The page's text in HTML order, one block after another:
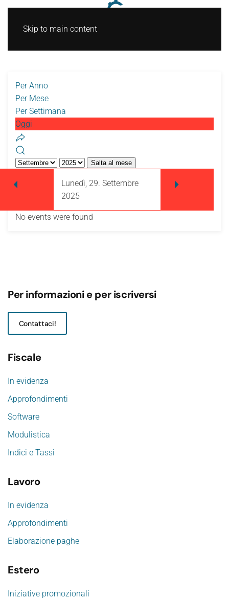
Skip to main content
Per Anno
Per Mese
Per Settimana
Oggi
Salta al mese
Lunedì, 29. Settembre
2025
No events were found
Per informazioni e per iscriversi
Contattaci!
Fiscale
In evidenza
Approfondimenti
Software
Modulistica
Indici e Tassi
Lavoro
In evidenza
Approfondimenti
Elaborazione paghe
Estero
Iniziative promozionali